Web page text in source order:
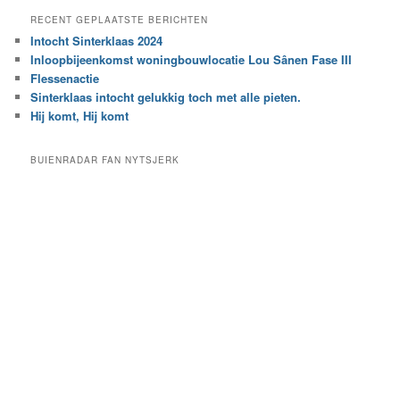
e
e
n
b
e
a
k
i
n
h
e
t
c
RECENT GEPLAATSTE BERICHTEN
Intocht Sinterklaas 2024
Inloopbijeenkomst woningbouwlocatie Lou Sânen Fase III
Flessenactie
Sinterklaas intocht gelukkig toch met alle pieten.
Hij komt, Hij komt
BUIENRADAR FAN NYTSJERK